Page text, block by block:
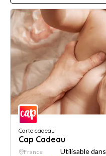
Carte cadeau
Cap Cadeau
France Utilisable dans